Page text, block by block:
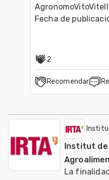
Fecha de
2
Recomendar
Institut de
La